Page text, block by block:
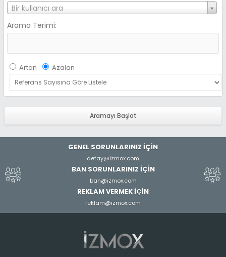
Bir kullanıcı ara
K
u
l
ı
Arama Terimi:
Artan Azalan
GENEL SORUNLARINIZ İÇİN
detay@izmox.com
BAN SORUNLARINIZ İÇİN
ban@izmox.com
REKLAM VERMEK İÇİN
reklam@izmox.com